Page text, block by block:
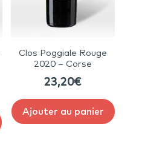
Clos Poggiale Rouge
2020 – Corse
23,20€
Ajouter au panier